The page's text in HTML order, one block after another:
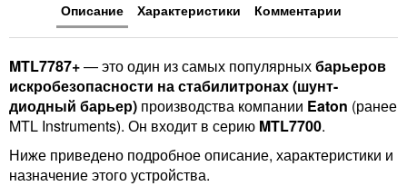
Описание Характеристики Комментарии
MTL7787+— это один из самых популярныхбарьеров
искробезопасности на стабилитронах (шунт-
диодный барьер) производства компании Eaton (ранее
MTL Instruments). Он входит в серию MTL7700.
Ниже приведено подробное описание, характеристики и
назначение этого устройства.